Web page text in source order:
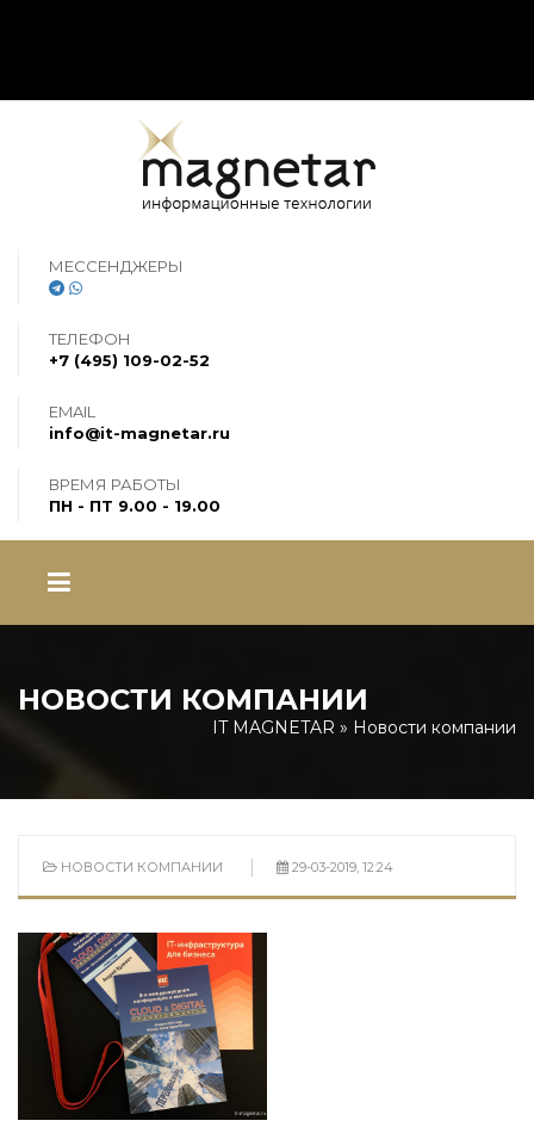
МЕССЕНДЖЕРЫ
ТЕЛЕФОН
+7 (495) 109-02-52
EMAIL
info@it-magnetar.ru
ВРЕМЯ РАБОТЫ
ПН - ПТ 9.00 - 19.00
НОВОСТИ КОМПАНИИ
IT MAGNETAR » Новости компании
НОВОСТИ КОМПАНИИ 29-03-2019, 12:24